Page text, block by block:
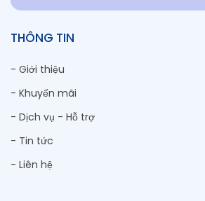
THÔNG TIN
- Giới thiệu
- Khuyến mãi
- Dịch vụ - Hỗ trợ
- Tin tức
- Liên hệ